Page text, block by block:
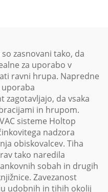
zasnovani tako, da
za uporabo v
ravni hrupa. Napredne
zagotavljajo, da vsaka
in hrupom.
sisteme Holtop
nadzora
obiskovalcev. Tiha
tako naredila
sobah in drugih
Zavezanost
udobnih in tihih okolij